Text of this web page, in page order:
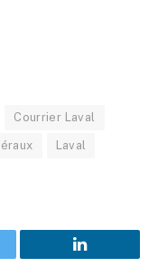
Courrier Laval
Laval
LinkedIn